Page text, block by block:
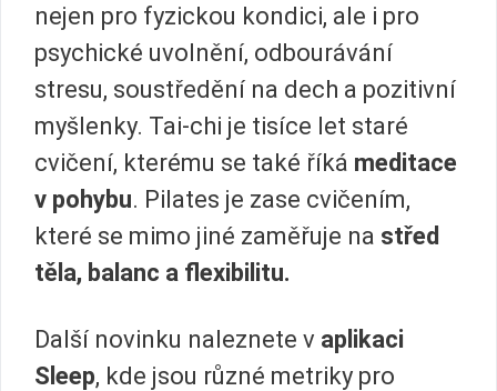
nejen pro fyzickou kondici, ale i pro
psychické uvolnění, odbourávání
stresu, soustředění na dech a pozitivní
myšlenky. Tai-chi je tisíce let staré
cvičení, kterému se také říká meditace
v pohybu. Pilates je zase cvičením,
které se mimo jiné zaměřuje na střed
těla, balanc a flexibilitu.
Další novinku naleznete v aplikaci
Sleep, kde jsou různé metriky pro